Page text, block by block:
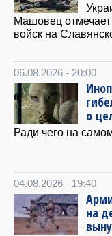
Машовец
войск на
06.08.2026 - 20:00
о
Ради чего на
04.08.2026 - 19:40
на